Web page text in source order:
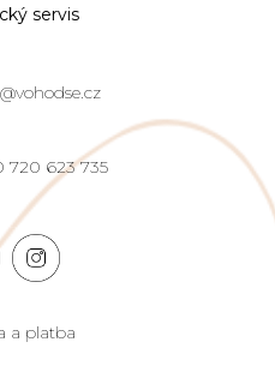
servis
720 623 735
a platba